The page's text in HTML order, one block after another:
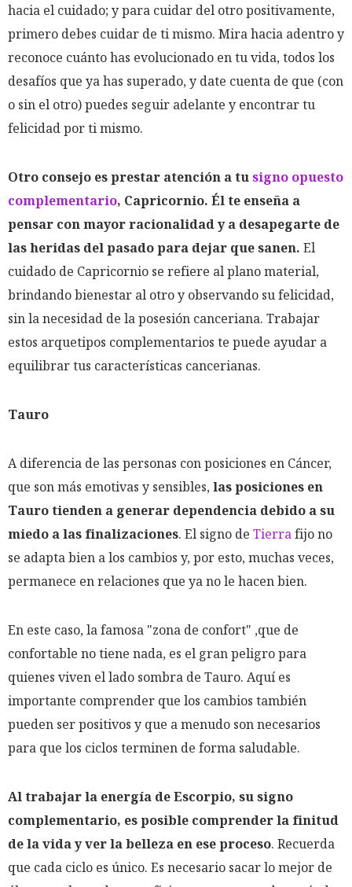
hacia el cuidado; y para cuidar del otro positivamente,
primero debes cuidar de ti mismo. Mira hacia adentro y
reconoce cuánto has evolucionado en tu vida, todos los
desafíos que ya has superado, y date cuenta de que (con
o sin el otro) puedes seguir adelante y encontrar tu
felicidad por ti mismo.
Otro consejo es prestar atención a tusigno opuesto
complementario, Capricornio. Él te enseña a
pensar con mayor racionalidad y a desapegarte de
las heridas del pasado para dejar que sanen. El
cuidado de Capricornio se refiere al plano material,
brindando bienestar al otro y observando su felicidad,
sin la necesidad de la posesión canceriana. Trabajar
estos arquetipos complementarios te puede ayudar a
equilibrar tus características cancerianas.
Tauro
A diferencia de las personas con posiciones en Cáncer,
que son más emotivas y sensibles,las posiciones en
Tauro tienden a generar dependencia debido a su
miedo a las finalizaciones. El signo de Tierrafijo no
se adapta bien a los cambios y, por esto, muchas veces,
permanece en relaciones que ya no le hacen bien.
En este caso, la famosa "zona de confort" ,que de
confortable no tiene nada, es el gran peligro para
quienes viven el lado sombra de Tauro. Aquí es
importante comprender que los cambios también
pueden ser positivos y que a menudo son necesarios
para que los ciclos terminen de forma saludable.
Al trabajar la energía de Escorpio, su signo
complementario, es posible comprender la finitud
de la vida y ver la belleza en ese proceso. Recuerda
que cada ciclo es único. Es necesario sacar lo mejor de